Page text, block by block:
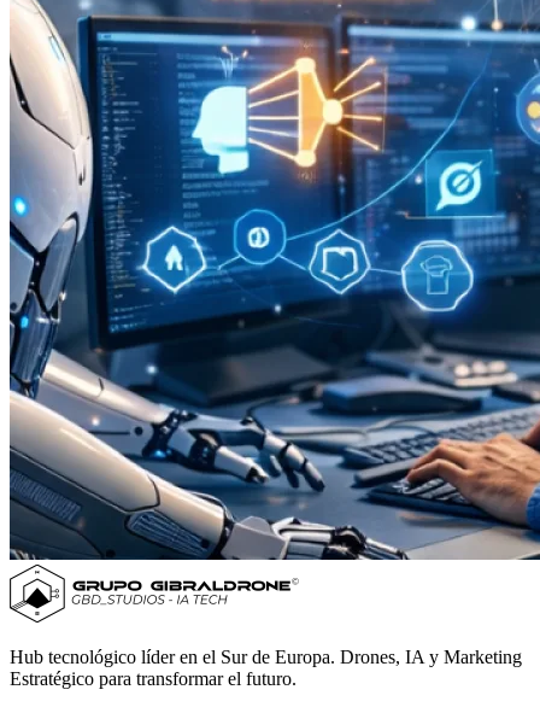
Hub tecnológico líder en el Sur de Europa. Drones, IA y Marketing
Estratégico para transformar el futuro.